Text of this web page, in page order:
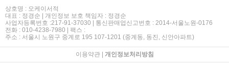
상호명 : 오케이서적
대표 : 정경순 | 개인정보 보호 책임자 : 정경순
사업자등록번호 :217-91-37030 | 통신판매업신고번호 : 2014-서울노원-0176
전화 : 010-4238-7980 | 팩스 :
주소 : 서울시 노원구 중계로 195 107-1201 (중계동, 동진, 신안아파트)
이용약관| 개인정보처리방침